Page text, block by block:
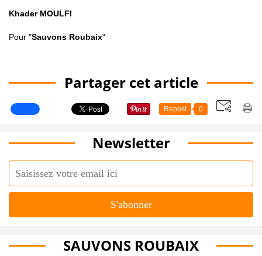
Khader MOULFI
Pour "Sauvons Roubaix"
Partager cet article
Repost 0
Newsletter
SAUVONS ROUBAIX